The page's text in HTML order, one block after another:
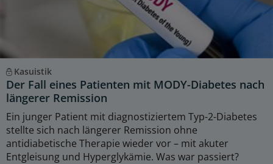
Kasuistik
Der Fall eines Patienten mit MODY-Diabetes nach
längerer Remission
Ein junger Patient mit diagnostiziertem Typ-2-Diabetes
stellte sich nach längerer Remission ohne
antidiabetische Therapie wieder vor – mit akuter
Entgleisung und Hyperglykämie. Was war passiert?